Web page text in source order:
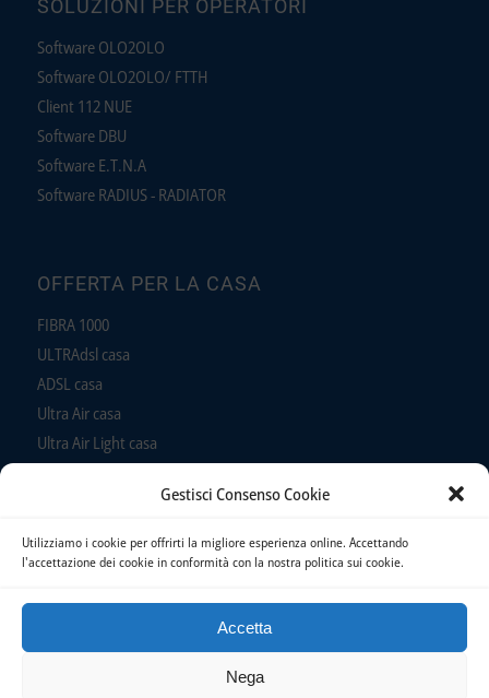
Gestisci Consenso Cookie
Utilizziamo i cookie per offrirti la migliore esperienza online. Accettando
l'accettazione dei cookie in conformità con la nostra politica sui cookie.
Accetta
Nega
SOLUZIONI PER OPERATORI
Software OLO2OLO
Software OLO2OLO/ FTTH
Client 112 NUE
Software DBU
Software E.T.N.A
Software RADIUS - RADIATOR
OFFERTA PER LA CASA
FIBRA 1000
ULTRAdsl casa
ADSL casa
Ultra Air casa
Ultra Air Light casa
© Copyright Panservice - C.F. e P. IVA 01526080591 Reg. Imp. Latina 01526080591 -
Confronta offerte AGCOM